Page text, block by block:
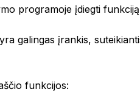
– visų tipų
programoje įdiegti
galingas įrankis,
funkcijos: